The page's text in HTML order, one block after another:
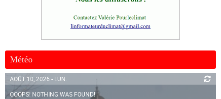
Météo
AOÛT 10, 2026 - LUN.
OOOPS! NOTHING WAS FOUND!